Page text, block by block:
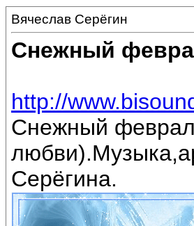
Вячеслав Серёгин
Снежный
http://
Снежный
Серёгина.